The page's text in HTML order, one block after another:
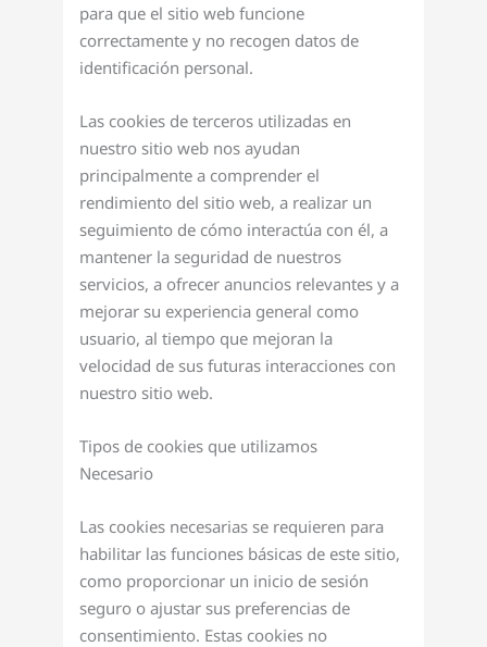
para que el sitio web funcione
correctamente y no recogen datos de
identificación personal.
Las cookies de terceros utilizadas en
nuestro sitio web nos ayudan
principalmente a comprender el
rendimiento del sitio web, a realizar un
seguimiento de cómo interactúa con él, a
mantener la seguridad de nuestros
servicios, a ofrecer anuncios relevantes y a
mejorar su experiencia general como
usuario, al tiempo que mejoran la
velocidad de sus futuras interacciones con
nuestro sitio web.
Tipos de cookies que utilizamos
Necesario
Las cookies necesarias se requieren para
habilitar las funciones básicas de este sitio,
como proporcionar un inicio de sesión
seguro o ajustar sus preferencias de
consentimiento. Estas cookies no